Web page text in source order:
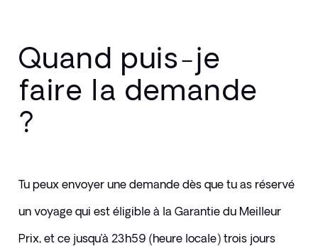
Quand puis-je
faire la demande
?
Tu peux envoyer une demande dès que tu as réservé
un voyage qui est éligible à la Garantie du Meilleur
Prix, et ce jusqu’à 23h59 (heure locale) trois jours